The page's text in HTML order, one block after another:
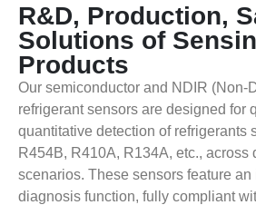
R&D, Production,
Solutions of
Products
Our semiconductor and NDIR (Non-
refrigerant sensors are designed for
quantitative detection of refrigerants
R454B, R410A, R134A, etc., across
scenarios. These sensors feature an
diagnosis function, fully compliant